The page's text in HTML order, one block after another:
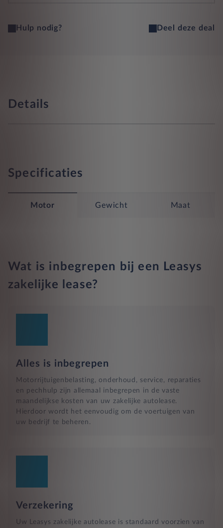
Hulp nodig? Deel deze deal
Details
Specificaties
Motor Gewicht Maat
Wat is inbegrepen bij een Leasys
zakelijke lease?
Alles is inbegrepen
Motorrijtuigenbelasting, onderhoud, service, reparaties
en pechhulp zijn allemaal inbegrepen in de vaste
maandelijkse kosten van uw zakelijke autolease.
Hierdoor wordt het eenvoudig om de voertuigen van
uw bedrijf te beheren.
Verzekering
Uw Leasys zakelijke autolease is standaard voorzien van